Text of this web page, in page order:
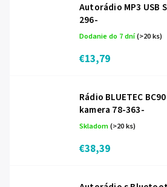
Autorádio MP3 USB
296-
Dodanie do 7 dní(>20 ks)
€13,79
Rádio BLUETEC
kamera 78-363-
Skladom(>20 ks)
€38,39